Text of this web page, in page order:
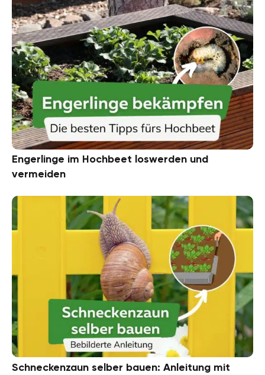
Engerlinge im Hochbeet loswerden und
vermeiden
Schneckenzaun selber bauen: Anleitung mit